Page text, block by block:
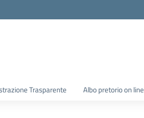
Trasparente Albo pretorio on line